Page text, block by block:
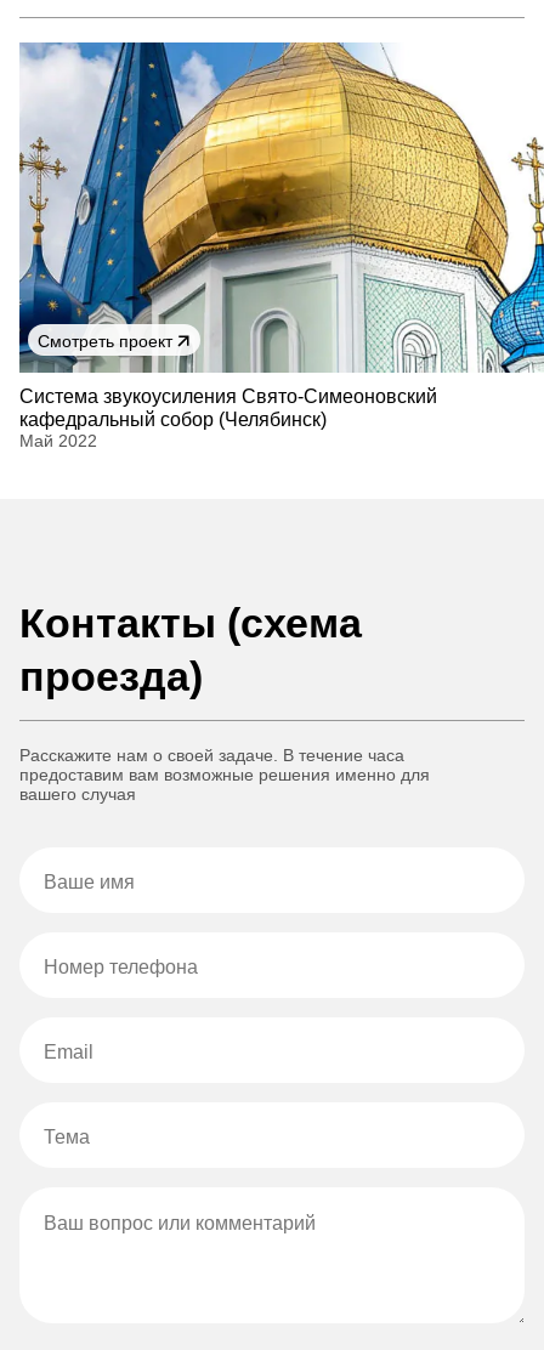
Смотреть проект
Cистема звукоусиления Свято-Симеоновский
кафедральный собор (Челябинск)
Май 2022
Контакты (схема
проезда)
Расскажите нам о своей задаче. В течение часа
предоставим вам возможные решения именно для
вашего случая